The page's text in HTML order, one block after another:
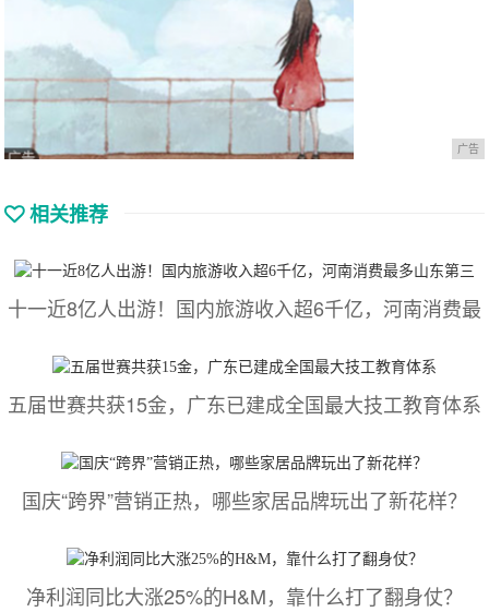
广告
相关推荐
十一近8亿人出游！国内旅游收入超6千亿，河南消费最
五届世赛共获15金，广东已建成全国最大技工教育体系
国庆“跨界”营销正热，哪些家居品牌玩出了新花样？
净利润同比大涨25%的H&M，靠什么打了翻身仗？